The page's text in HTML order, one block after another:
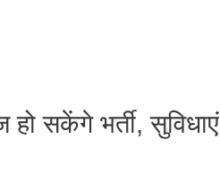
सकेंगे भर्ती, सुविधाएं